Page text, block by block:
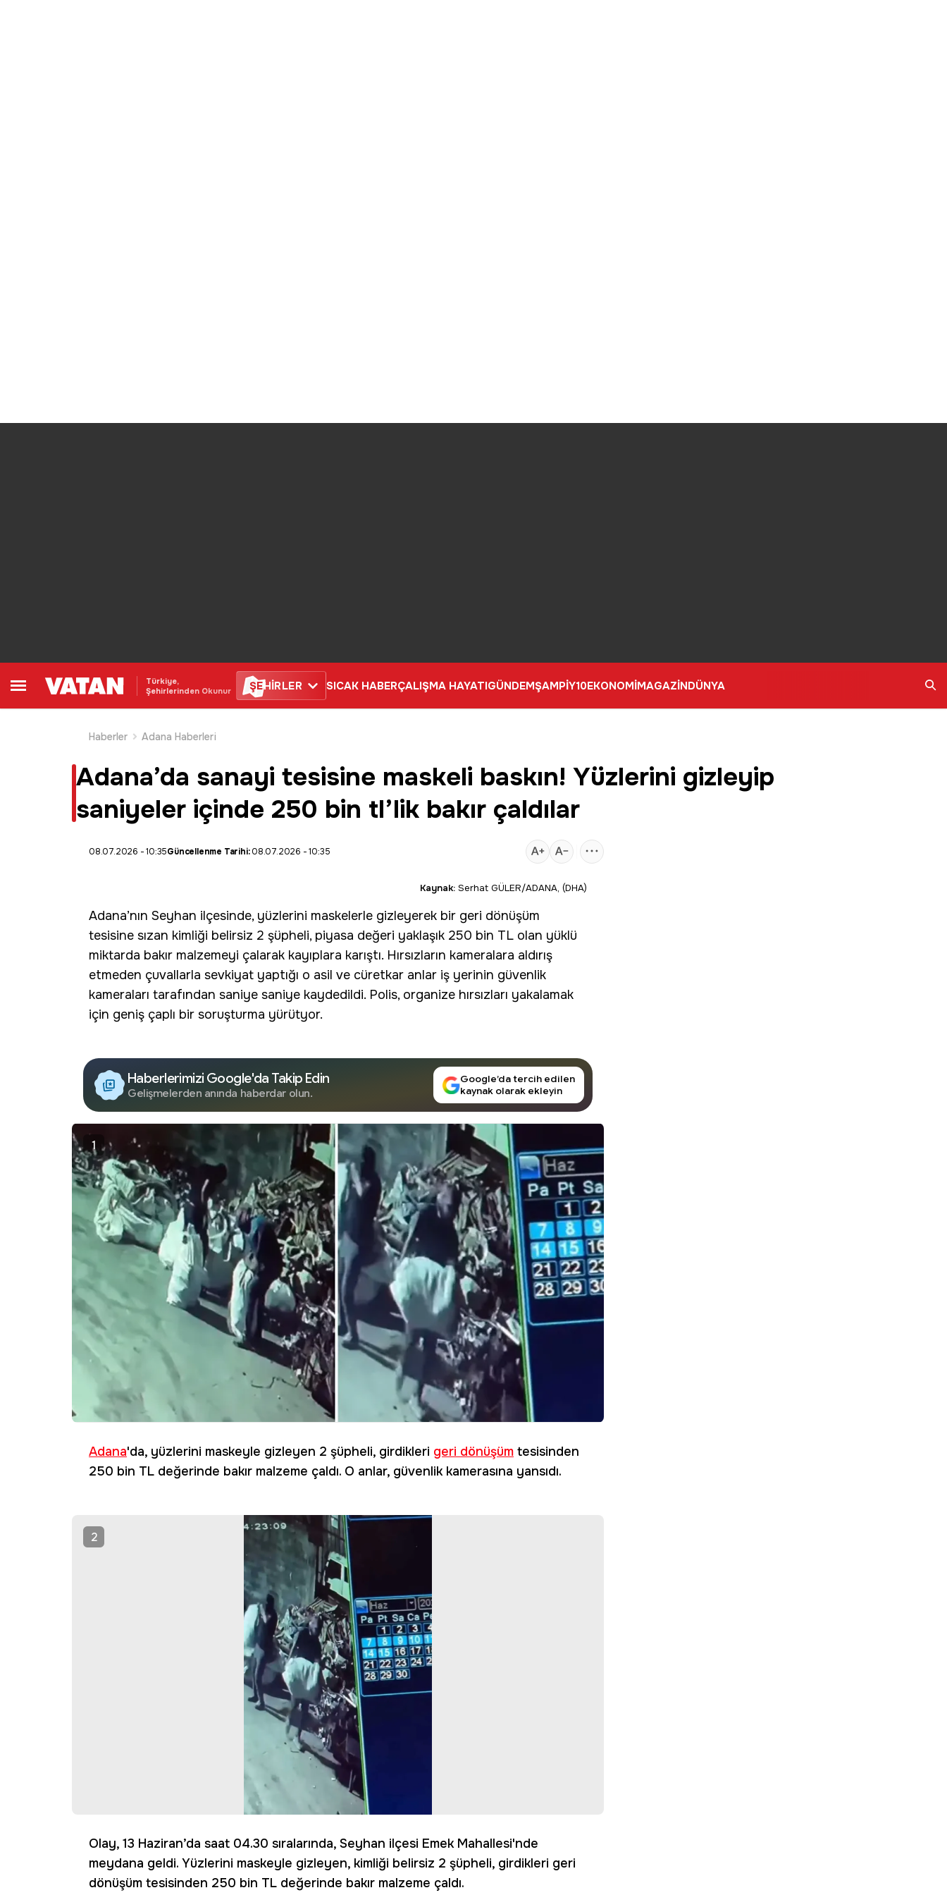
Türkiye,
Şehirlerinden Okunur
ŞEHİRLER SICAK HABERÇALIŞMA HAYATIGÜNDEMŞAMPİY10EKONOMİMAGAZİNDÜNYA
Haberler
Adana Haberleri
Adana’da sanayi tesisine maskeli baskın! Yüzlerini gizleyip
saniyeler içinde 250 bin tl’lik bakır çaldılar
08.07.2026 - 10:35Güncellenme Tarihi:08.07.2026 - 10:35
Kaynak: Serhat GÜLER/ADANA, (DHA)
Adana’nın Seyhan ilçesinde, yüzlerini maskelerle gizleyerek bir geri dönüşüm
tesisine sızan kimliği belirsiz 2 şüpheli, piyasa değeri yaklaşık 250 bin TL olan yüklü
miktarda bakır malzemeyi çalarak kayıplara karıştı. Hırsızların kameralara aldırış
etmeden çuvallarla sevkiyat yaptığı o asil ve cüretkar anlar iş yerinin güvenlik
kameraları tarafından saniye saniye kaydedildi. Polis, organize hırsızları yakalamak
için geniş çaplı bir soruşturma yürütyor.
Haberlerimizi Google'da Takip Edin
Gelişmelerden anında haberdar olun.
Google’da tercih edilen
kaynak olarak ekleyin
1
Adana'da, yüzlerini maskeyle gizleyen 2 şüpheli, girdikleri geri dönüşüm tesisinden
250 bin TL değerinde bakır malzeme çaldı. O anlar, güvenlik kamerasına yansıdı.
2
Olay, 13 Haziran’da saat 04.30 sıralarında, Seyhan ilçesi Emek Mahallesi'nde
meydana geldi. Yüzlerini maskeyle gizleyen, kimliği belirsiz 2 şüpheli, girdikleri geri
dönüşüm tesisinden 250 bin TL değerinde bakır malzeme çaldı.